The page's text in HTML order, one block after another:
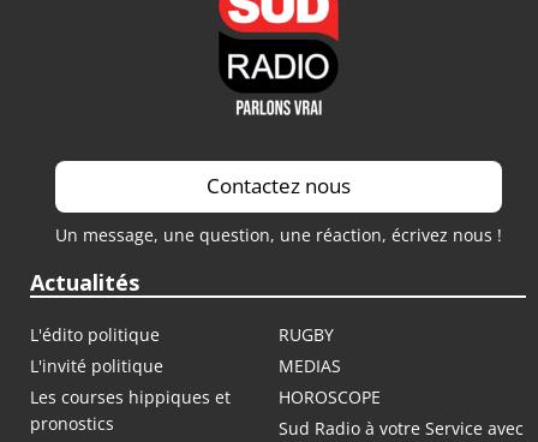
Contactez nous
Un message, une question, une réaction, écrivez nous !
Actualités
L'édito politique
RUGBY
L'invité politique
MEDIAS
Les courses hippiques et
pronostics
HOROSCOPE
Sud Radio à votre Service avec